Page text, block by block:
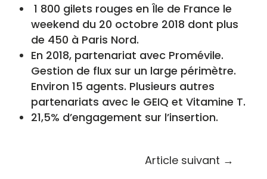
1 800 gilets rouges en Île de France le
weekend du 20 octobre 2018 dont plus
de 450 à Paris Nord.
En 2018, partenariat avec Promévile.
Gestion de flux sur un large périmètre.
Environ 15 agents. Plusieurs autres
partenariats avec le GEIQ et Vitamine T.
21,5% d’engagement sur l’insertion.
Article suivant →